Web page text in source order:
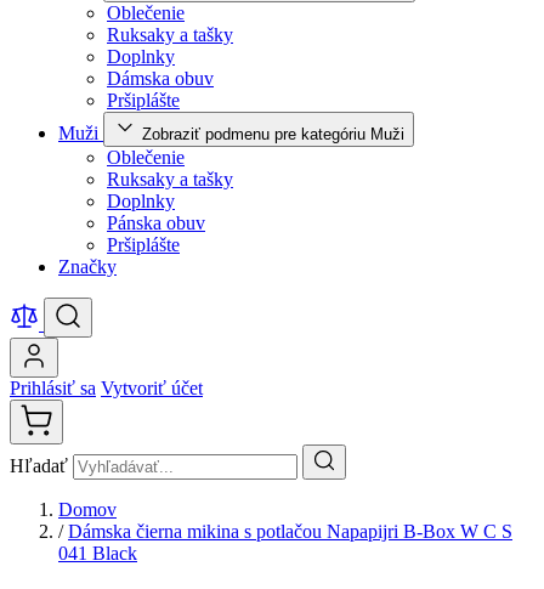
Oblečenie
Ruksaky a tašky
Doplnky
Dámska obuv
Pršiplášte
Muži
Zobraziť podmenu pre kategóriu Muži
Oblečenie
Ruksaky a tašky
Doplnky
Pánska obuv
Pršiplášte
Značky
Prihlásiť sa Vytvoriť účet
Hľadať
Domov
/ Dámska čierna mikina s potlačou Napapijri B-Box W C S
041 Black